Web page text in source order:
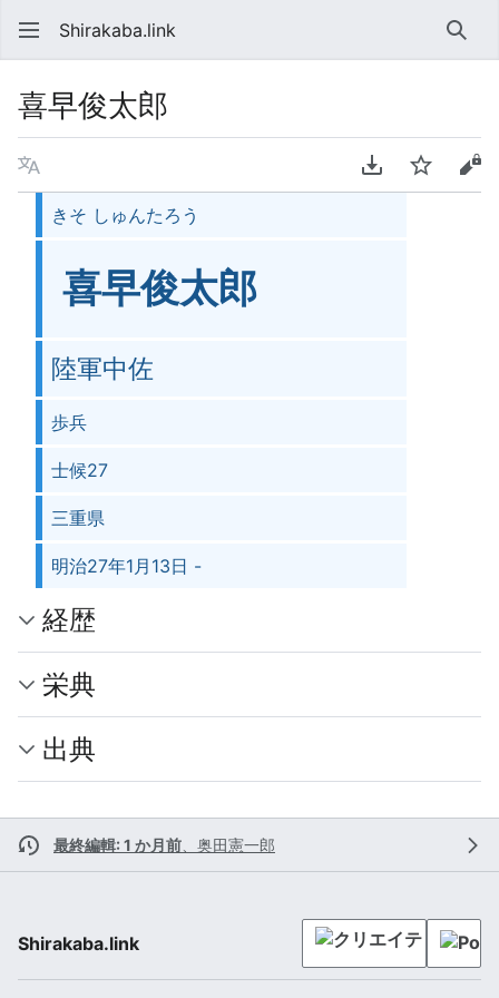
Shirakaba.link 検索
喜早俊太郎
言語 PDFをダウンロ
ウォッチソ
きそ しゅんたろう
喜早俊太郎
陸軍中佐
歩兵
士候27
三重県
明治27年1月13日 -
経歴
栄典
出典
最終編輯: 1 か月前 奥田憲一郎
Shirakaba.link